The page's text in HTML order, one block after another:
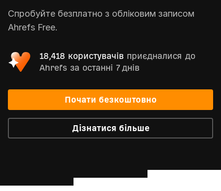
Спробуйте безплатно з обліковим записом
Ahrefs Free.
18,418 користувачів приєдналися до
Ahrefs за останні 7 днів
Почати безкоштовно
Дізнатися більше